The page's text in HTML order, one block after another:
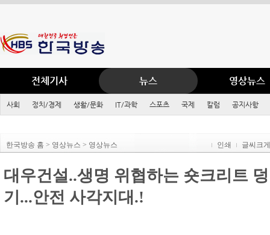
전체기사 뉴스 영상뉴스
사회 정치/경제 생활/문화 IT/과학 스포츠 국제 칼럼 공지사항
한국방송 홈 > 영상뉴스 > 영상뉴스 인쇄 글씨크게
대우건설..생명 위협하는 숏크리트
기...안전 사각지대.!